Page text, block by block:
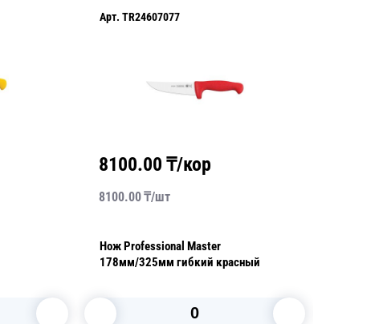
Арт. TR24607077
8100.00 ₸/кор
8100.00₸/шт
Нож Professional Master
178мм/325мм гибкий красный